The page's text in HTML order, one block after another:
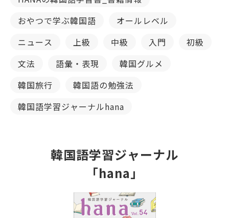
おやつで学ぶ韓国語
オールレベル
ニュース
上級 中級 入門
初級
文法
語彙・表現
韓国グルメ
韓国旅行
韓国語の勉強法
韓国語学習ジャーナルhana
韓国語学習ジャーナル
「hana」